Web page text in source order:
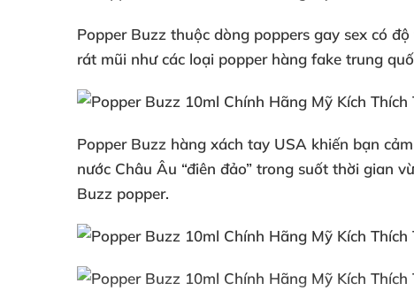
Popper Buzz thuộc dòng poppers gay sex có
rát mũi nhưcác loại popper hàng fake trung
Popper Buzz hàng xách tay USA khiến bạn
nước Châu Âu “điên đảo” trong suốt thời gian
Buzz popper.